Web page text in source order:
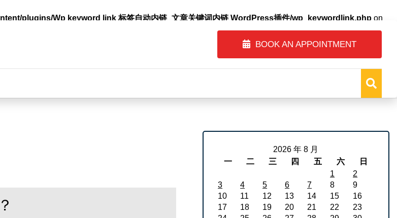
plugins/Wp keyword link 标签自动内链_文章关键词内链 WordPress插件/wp_keywordlink.php on
BOOK AN APPOINTMENT
2026 年 8 月
一
二 三 四 五 六
日
1
2
3
4 5 6 7 8
9
10
11 12 13 14 15
16
17
18 19 20 21 22
23